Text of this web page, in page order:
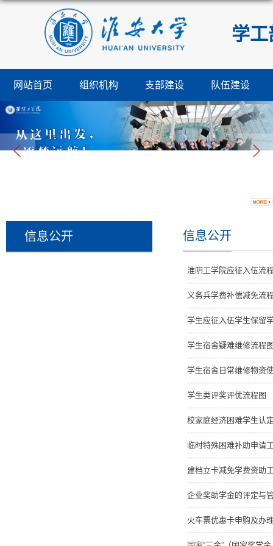
学工
网站首页 组织机构 支部建设 队伍建设
信息公开 信息公开
淮阴工学院应征入伍流
义务兵学费补偿减免流
学生应征入伍学生保留
学生宿舍疑难维修流程
学生宿舍日常维修物资
学生类评奖评优流程图
校家庭经济困难学生认
临时特殊困难补助申请
建档立卡减免学费资助
企业奖助学金的评定与
火车票优惠卡申购及办